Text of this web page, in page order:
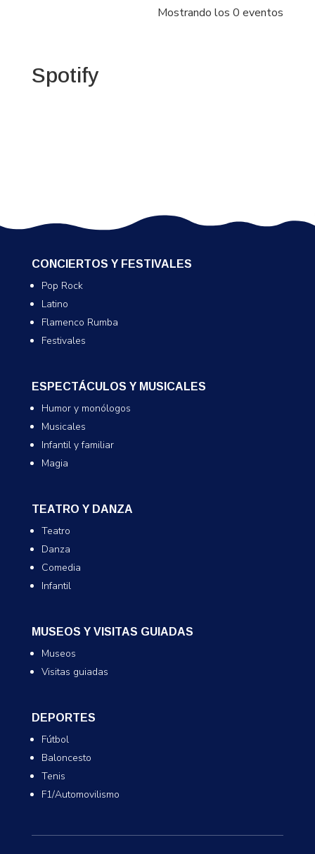
Mostrando los 0 eventos
Spotify
CONCIERTOS Y FESTIVALES
Pop Rock
Latino
Flamenco Rumba
Festivales
ESPECTÁCULOS Y MUSICALES
Humor y monólogos
Musicales
Infantil y familiar
Magia
TEATRO Y DANZA
Teatro
Danza
Comedia
Infantil
MUSEOS Y VISITAS GUIADAS
Museos
Visitas guiadas
DEPORTES
Fútbol
Baloncesto
Tenis
F1/Automovilismo